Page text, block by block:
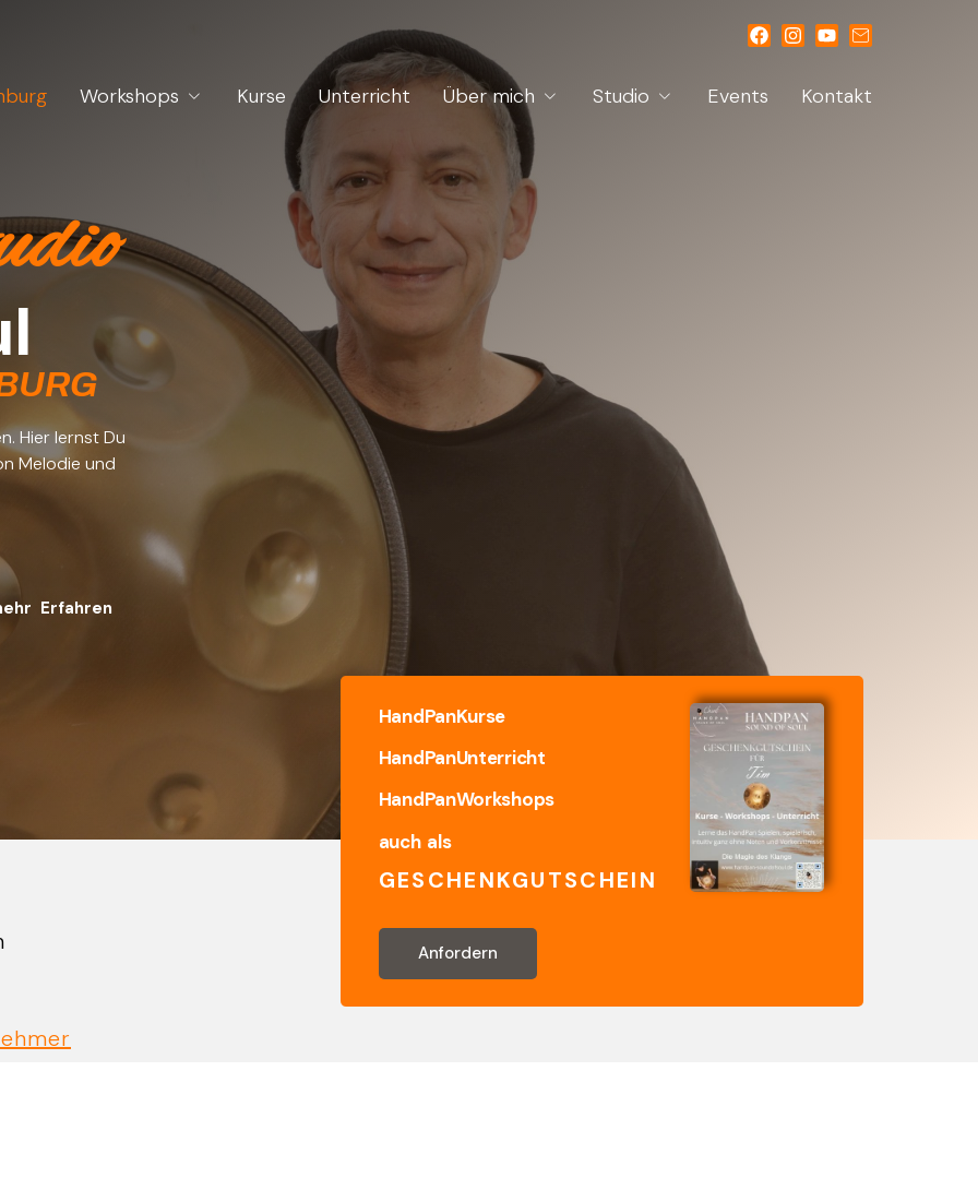
Workshops Kurse Unterricht Über mich Studio Events Kontakt
Hier lernst Du
Melodie und
Erfahren
HandPanKurse
HandPanUnterricht
HandPanWorkshops
auch als
GESCHENKGUTSCHEIN
Anfordern